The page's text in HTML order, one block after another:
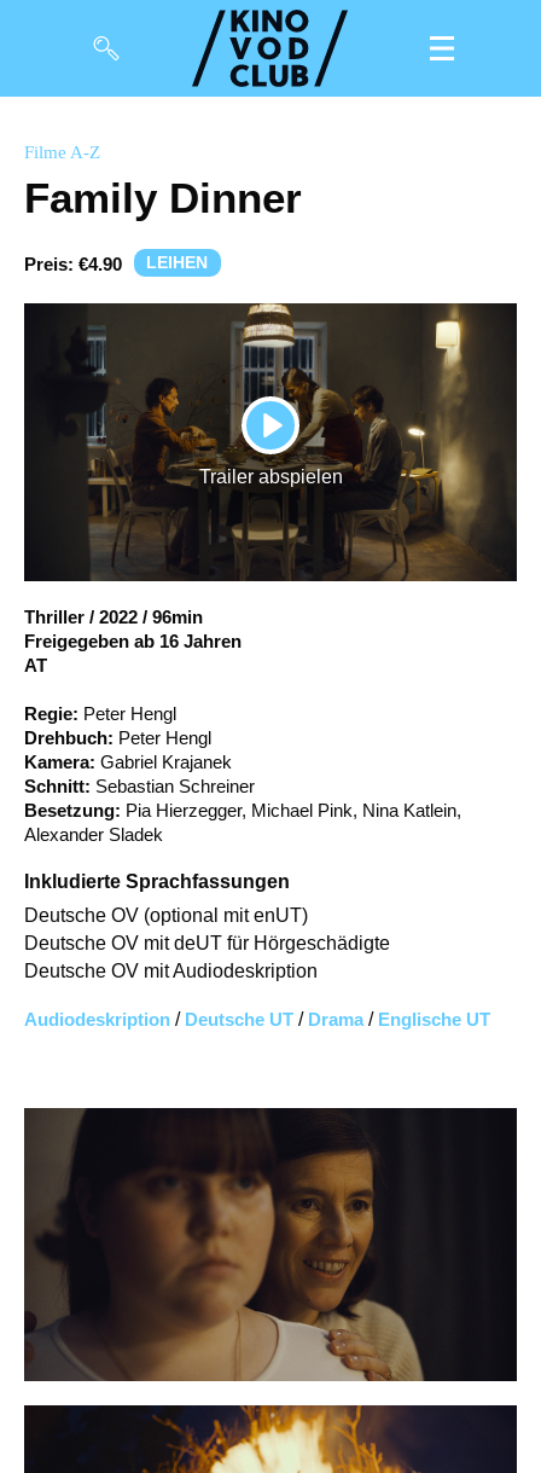
Magazin
Kuratierungen
So geht’s
Filmpakete
Gutscheine
& Filmpässe
Account
Filme A-Z
Family Dinner
Preis: €4.90 LEIHEN
PLAY
Trailer abspielen
Thriller / 2022 / 96min
Freigegeben ab 16 Jahren
AT
Regie: Peter Hengl
Drehbuch: Peter Hengl
Kamera: Gabriel Krajanek
Schnitt: Sebastian Schreiner
Besetzung: Pia Hierzegger, Michael Pink, Nina Katlein,
Alexander Sladek
Inkludierte Sprachfassungen
Deutsche OV (optional mit enUT)
Deutsche OV mit deUT für Hörgeschädigte
Deutsche OV mit Audiodeskription
Audiodeskription / Deutsche UT / Drama / Englische UT